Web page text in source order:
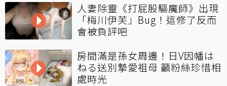
人妻除靈《打屁股驅魔師》出現
「梅川伊芙」Bug！這修了反而
會被負評吧
房間滿是孫女周邊！日V因幡は
ねる送別摯愛祖母 籲粉絲珍惜相
處時光